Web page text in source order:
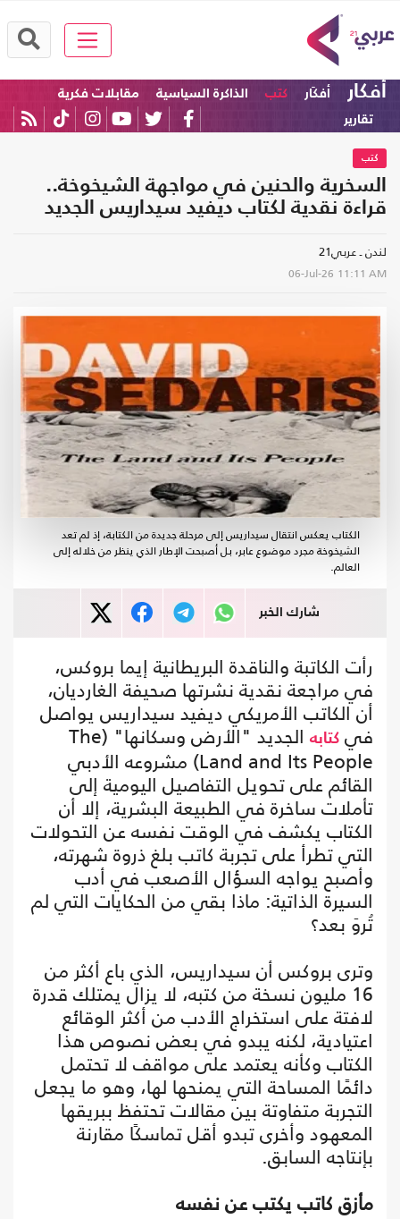
أفكار أفكَار كتب الذاكرة السياسية
مقابلات فكرية
تقارير
كتب
السخرية والحنين في مواجهة الشيخوخة..
قراءة نقدية لكتاب ديفيد سيداريس الجديد
لندن ـ عربي21
06-Jul-26 11:11 AM
الكتاب يعكس انتقال سيداريس إلى مرحلة جديدة من الكتابة، إذ لم تعد
الشيخوخة مجرد موضوع عابر، بل أصبحت الإطار الذي ينظر من خلاله إلى
العالم.
شارك الخبر
رأت الكاتبة والناقدة البريطانية إيما بروكس،
في مراجعة نقدية نشرتها صحيفة الغارديان،
أن الكاتب الأمريكي ديفيد سيداريس يواصل
في كتابه
الجديد "الأرض وسكانها" (The
Land and Its People) مشروعه الأدبي
القائم على تحويل التفاصيل اليومية إلى
تأملات ساخرة في الطبيعة البشرية، إلا أن
الكتاب يكشف في الوقت نفسه عن التحولات
التي تطرأ على تجربة كاتب بلغ ذروة شهرته،
وأصبح يواجه السؤال الأصعب في أدب
السيرة الذاتية: ماذا بقي من الحكايات التي لم
تُروَ بعد؟
وترى بروكس أن سيداريس، الذي باع أكثر من
16 مليون نسخة من كتبه، لا يزال يمتلك قدرة
لافتة على استخراج الأدب من أكثر الوقائع
اعتيادية، لكنه يبدو في بعض نصوص هذا
الكتاب وكأنه يعتمد على مواقف لا تحتمل
دائمًا المساحة التي يمنحها لها، وهو ما يجعل
التجربة متفاوتة بين مقالات تحتفظ ببريقها
المعهود وأخرى تبدو أقل تماسكًا مقارنة
بإنتاجه السابق.
مأزق كاتب يكتب عن نفسه